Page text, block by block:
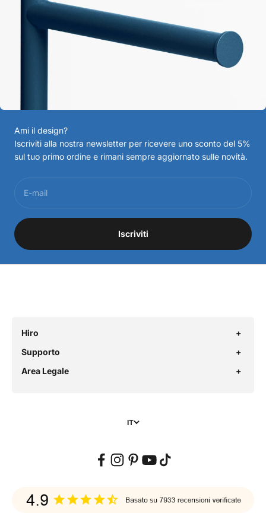
Ami il design?
Iscriviti alla nostra newsletter per ricevere uno sconto del 5%
sul tuo primo ordine e rimani sempre aggiornato sulle novità.
E-mail
Iscriviti
Hiro
Supporto
Area Legale
IT